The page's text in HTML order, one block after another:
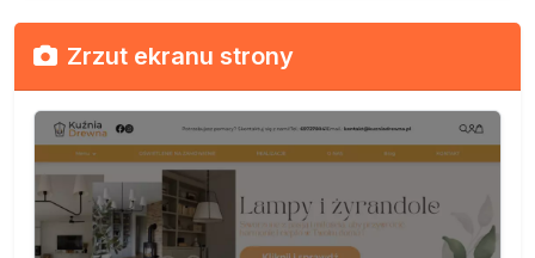
Zrzut ekranu strony